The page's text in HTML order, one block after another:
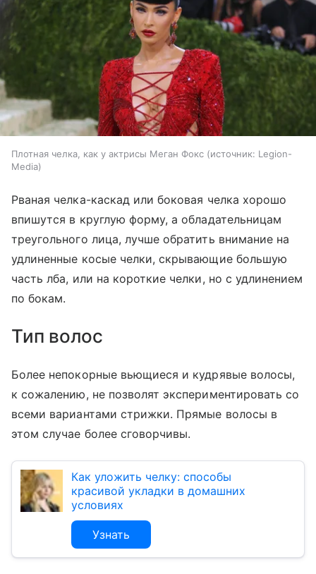
Плотная челка, как у актрисы Меган Фокс источник: Legion-
Media
Рваная челка-каскад или боковая челка хорошо
впишутся в круглую форму, а обладательницам
треугольного лица, лучше обратить внимание на
удлиненные косые челки, скрывающие большую
часть лба, или на короткие челки, но с удлинением
по бокам.
Тип волос
Более непокорные вьющиеся и кудрявые волосы,
к сожалению, не позволят экспериментировать со
всеми вариантами стрижки. Прямые волосы в
этом случае более сговорчивы.
Как уложить челку: способы
красивой укладки в домашних
условиях
Узнать